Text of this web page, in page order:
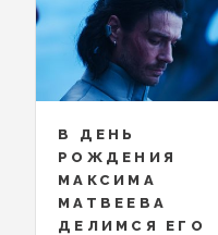
В ДЕНЬ
РОЖДЕНИЯ
МАКСИМА
МАТВЕЕВА
ДЕЛИМСЯ ЕГО